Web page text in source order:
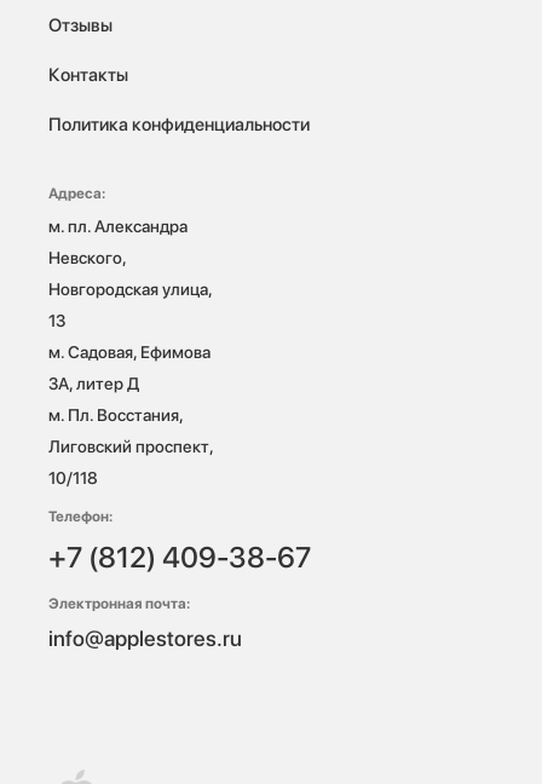
Отзывы
Контакты
Политика конфиденциальности
Адреса:
м. пл. Александра
Невского,
Новгородская улица,
13
м. Садовая, Ефимова
3А, литер Д
м. Пл. Восстания,
Лиговский проспект,
10/118
Телефон:
+7 (812) 409-38-67
Электронная почта:
info@applestores.ru